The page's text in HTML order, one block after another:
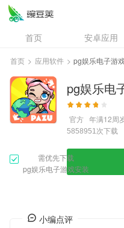
首页 安卓应用
资讯
专题
问答
首页 > 应用软件 > pg娱乐电子游
pg娱乐电
官方 年满12周
5858951次下载
需优先下载
pg娱乐电子游戏安装
小编点评